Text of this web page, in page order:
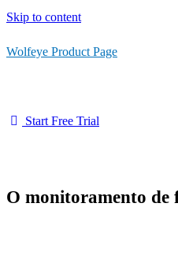
Skip to content
Wolfeye Product Page
Start Free Trial
O monitoramento de